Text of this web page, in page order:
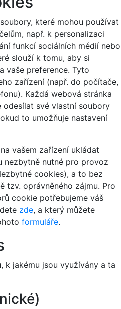
které mohou používat
např. k personalizaci
funkcí sociálních médií nebo
slouží k tomu, aby si
vaše preference. Tyto
zařízení (např. do počítače,
Každá webová stránka
odesílat své vlastní soubory
to umožňuje nastavení
vašem zařízení ukládat
nezbytně nutné pro provoz
cookies), a to bez
tzv. oprávněného zájmu. Pro
cookie potřebujeme váš
zde, a který můžete
formuláře.
k jakému jsou využívány a ta